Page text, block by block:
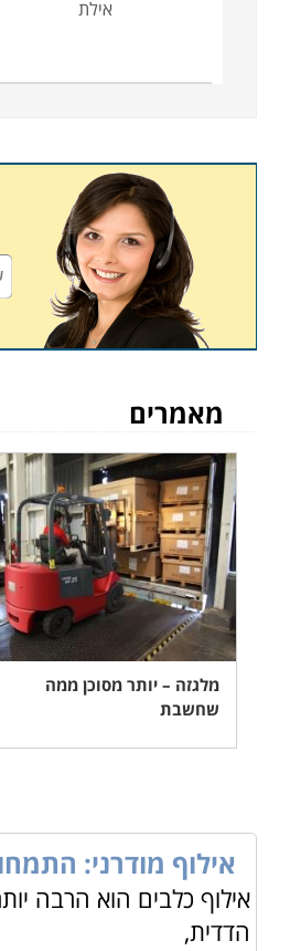
אילת
מאמרים
מלגזה – יותר מסוכן ממה
שחשבת
אילוף מודרני:
אילוף כלבים הוא הרבה
הדדית,